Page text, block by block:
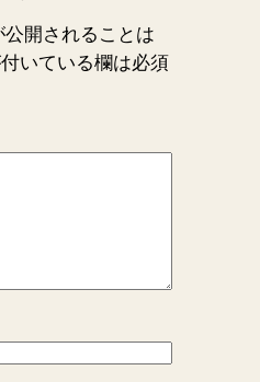
開されることは
いている欄は必須